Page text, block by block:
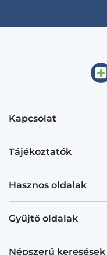
Kapcsolat
Tájékoztatók
Hasznos oldalak
Gyűjtő oldalak
Népszerű keresések